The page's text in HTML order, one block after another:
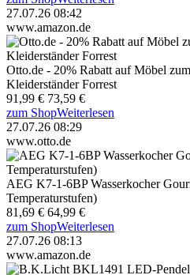
27.07.26 08:42
www.amazon.de
Otto.de - 20% Rabatt auf Möbel
Kleiderständer Forrest
91,99 € 73,59 €
zum ShopWeiterlesen
27.07.26 08:29
www.otto.de
AEG K7-1-6BP Wasserkocher
Temperaturstufen)
81,69 € 64,99 €
zum ShopWeiterlesen
27.07.26 08:13
www.amazon.de